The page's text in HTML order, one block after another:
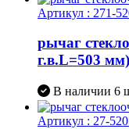
Артикул : 271-
рычаг
г.в.L=503 мм)
В наличии 6
Артикул : 27-